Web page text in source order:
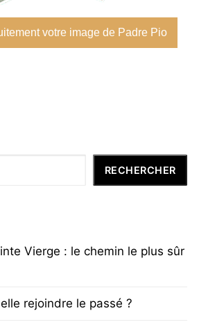
votre image de Padre Pio
RECHERCHER
Vierge : le chemin le plus sûr
rejoindre le passé ?